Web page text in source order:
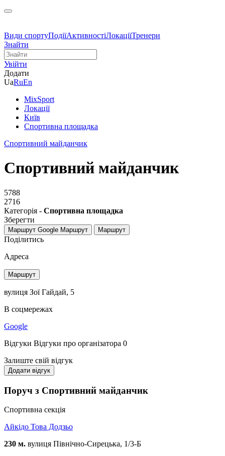
Види спортуПодіїАктивностіЛокаціїТренери
Знайти
Увійти
Додати
UaRuEn
MixSport
Локації
Київ
Спортивна площадка
Спортивний майданчик
Спортивний майданчик
5788
2716
Категорія - Спортивна площадка
Зберегти
Маршрут Google Маршрут Маршрут
Поділитись
Адреса
Маршрут
вулиця Зої Гайдай, 5
В соцмережах
Google
Відгуки Відгуки про організатора 0
Залиште свій відгук
Додати відгук
Поруч з Спортивний майданчик
Спортивна секція
Айкідо Това Додзьо
230 м. вулиця Північно-Сирецька, 1/3-Б